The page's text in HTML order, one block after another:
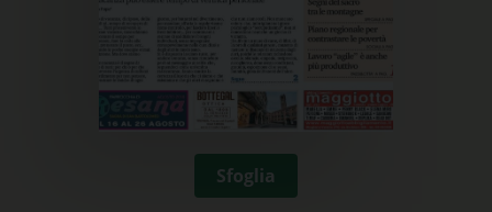
Sfoglia